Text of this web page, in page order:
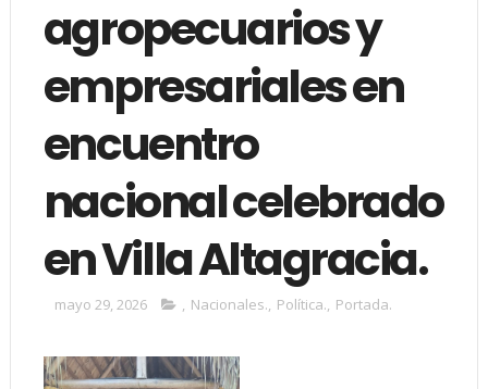
agropecuarios y
empresariales en
encuentro
nacional celebrado
en Villa Altagracia.
mayo 29, 2026 , Nacionales., Política., Portada.